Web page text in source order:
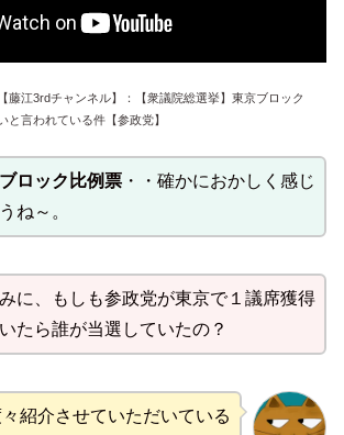
藤江3rdチャンネル】：【衆議院総選挙】東京ブロック
と言われている件【参政党】
ロック比例票・・確かにおかしく感じ
ね～。
に、もしも参政党が東京で１議席獲得
たら誰が当選していたの？
紹介させていただいている